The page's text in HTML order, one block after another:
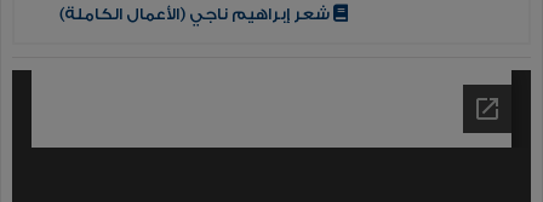
شعر إبراهيم ناجي (الأعمال الكاملة)